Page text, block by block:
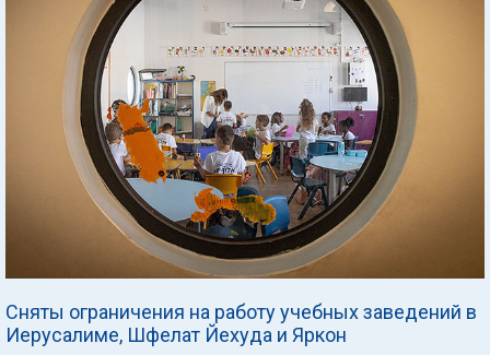
Сняты ограничения на работу учебных заведений в
Иерусалиме, Шфелат Йехуда и Яркон